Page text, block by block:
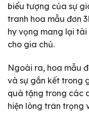
biểu tượng của sự
tranh hoa mẫu đơn
hy vọng mang lại tài
cho gia chủ.
Ngoài ra, hoa mẫu
và sự gắn kết trong
quà tặng trong các
hiện lòng trân trọng